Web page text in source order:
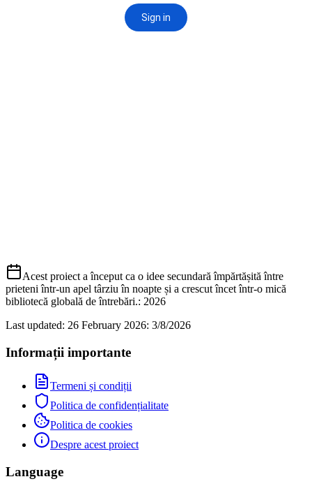
Acest proiect a început ca o idee secundară împărtășită între
prieteni într‑un apel târziu în noapte și a crescut încet într‑o mică
bibliotecă globală de întrebări.: 2026
Last updated: 26 February 2026: 3/8/2026
Informații importante
Termeni și condiții
Politica de confidențialitate
Politica de cookies
Despre acest proiect
Language